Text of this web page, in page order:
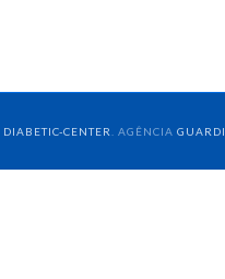
DIABETIC-CENTER . AGÊNCIA